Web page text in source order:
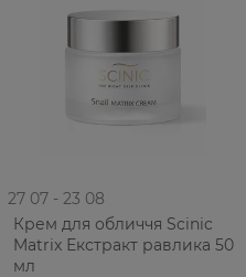
27 07 - 23 08
Крем для обличчя Scinic
Matrix Екстракт равлика 50
мл